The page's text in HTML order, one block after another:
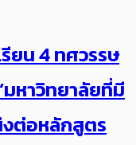
ยน 4 ทศวรรษ
หาวิทยาลัยที่มี
ต่อหลักสูตร